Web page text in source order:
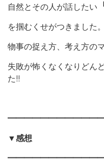
自然とその人が話したい
を掴むくせがつきました。
物事の捉え方、考え方の
失敗が怖くなくなりどん
た!!
▼感想